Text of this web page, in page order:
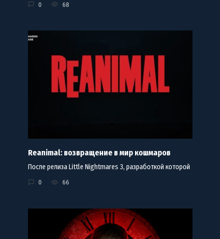
0 68
Reanimal: возвращение в мир кошмаров
После релиза Little Nightmares 3, разработкой которой
0 66